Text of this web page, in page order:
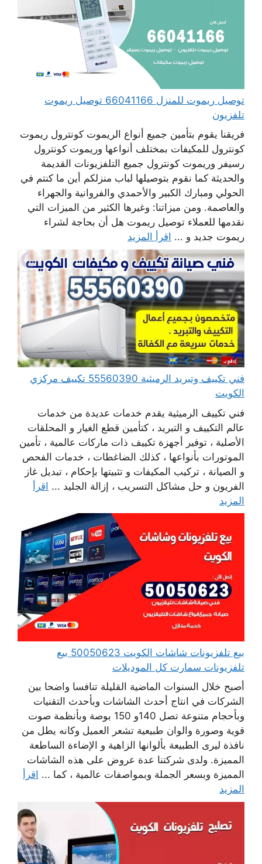
توصيل ريموت للمنزل 66041166 توصيل ريموت
تلفزيون
فريقنا يقوم بتأمين جميع أنواع الريموت كونترول ريموت
كونترول للمكيفات بمختلف أنواعها وريموت كونترول
رسيفر وريموت كونترول جميع التلفزيونات القديمة
والحديثة كما نقوم بتوصيلها لباب منزلكم أين ما كنتم في
الحولي ومبارك الكبير والأحمدي والفروانية والجهراء
والعاصمة. ومن ميزاتنا: وغيرها الكثير من الميزات التي
نقدمها للعملاء توصيل ريموت هل أن بحاجة لشراء
ريموت جديد و ... اقرأ المزيد
فني تكييف وتبريد الرميثية 55560390 تكييف مركزي
الكويت
فني تكييف الرميثية يقدم خدمات عديدة من خدمات
عالم التكييف و التبريد ، كتأمين قطع الغيار و المحلقات
الأصلية ، توفير أجهزة تكييف ذات ماركات عالمية ، تأمين
الموتورات بأنواعها ، كذلك الضاغطات ، خدمات الفحص
و الصيانة ، تركيب المكيفات و تثبيتها بإحكام ، تبديل غاز
الفريون و حل مشاكل التسريب ، إزالة الجليد ... اقرأ
المزيد
بيع تلفزيونات شاشات الكويت 50050623 بيع
تلفزيونات سمارت كل الموديلات
أصبح خلال السنوات الماضية القليلة تنافسا واضحا بين
الشركات في انتاج أحدث الشاشات وبأحدث التقنيات
وبأحجام متنوعة تصل 140و 150 بوصة وبأنظمة صوت
قوية وصورة والوان طبيعية تشعر العميل وكانه يطل من
نافذة ليرى الطبيعة بألوانها الزاهية و الإضاءة الساطعة
المميزة. ولدى شركتنا عدة عروض على هذه الشاشات
المميزة وبسعر الجملة وبمواصفات عالمية ، كما ... اقرأ
المزيد